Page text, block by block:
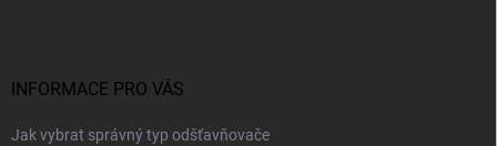
INFORMACE PRO VÁS
Jak vybrat správný typ odšťavňovače